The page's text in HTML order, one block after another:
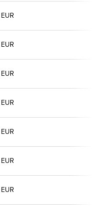
EUR
EUR
EUR
EUR
EUR
EUR
EUR